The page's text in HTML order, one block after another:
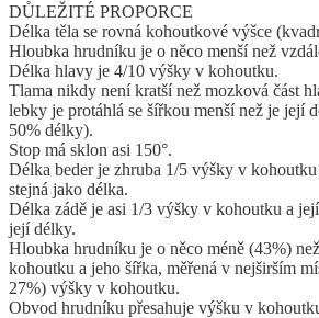
DŮLEŽITÉ PROPORCE
Délka těla se rovná kohoutkové výšce
Hloubka hrudníku je o něco menší než
Délka hlavy je 4/10 výšky v kohoutku.
Tlama nikdy není kratší než mozková část
lebky je protáhlá se šířkou menší než je její
50% délky).
Stop má sklon asi 150°.
Délka beder je zhruba 1/5 výšky v
stejná jako délka.
Délka zádě je asi 1/3 výšky v kohoutku a
její délky.
Hloubka hrudníku je o něco méně (43%)
kohoutku a jeho šířka, měřená v nejširším
27%) výšky v kohoutku.
Obvod hrudníku přesahuje výšku v